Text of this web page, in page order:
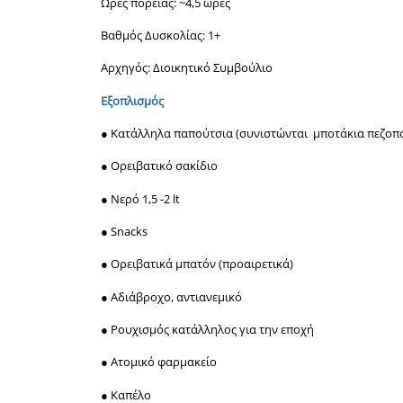
Βαθμός Δυσκολίας: 1+
Αρχηγός: Διοικητικό Συμβούλιο
Εξοπλισμός
● Κατάλληλα παπούτσια (συνιστώνται μποτάκια
● Ορειβατικό σακίδιο
● Νερό 1,5 -2 lt
● Snacks
● Ορειβατικά μπατόν (προαιρετικά)
● Αδιάβροχο, αντιανεμικό
● Ρουχισμός κατάλληλος για την εποχή
● Ατομικό φαρμακείο
● Καπέλο